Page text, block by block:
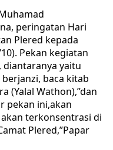
peringatan Hari
Plered kepada
Pekan kegiatan
yaitu
baca kitab
(Yalal Wathon),”dan
pekan ini,akan
terkonsentrasi di
Plered,”Papar